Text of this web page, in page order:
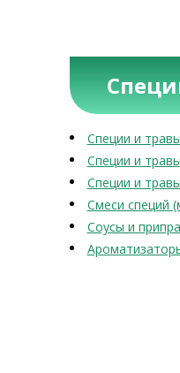
Специи и травы
Специи и
Специи и
Смеси специй
Соусы и